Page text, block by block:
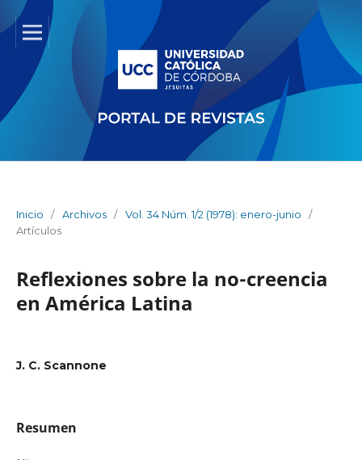
Inicio / Archivos / Vol. 34 Núm. 1/2 (1978): enero-junio
/
Artículos
Reflexiones sobre la no-creencia
en América Latina
J. C. Scannone
Resumen